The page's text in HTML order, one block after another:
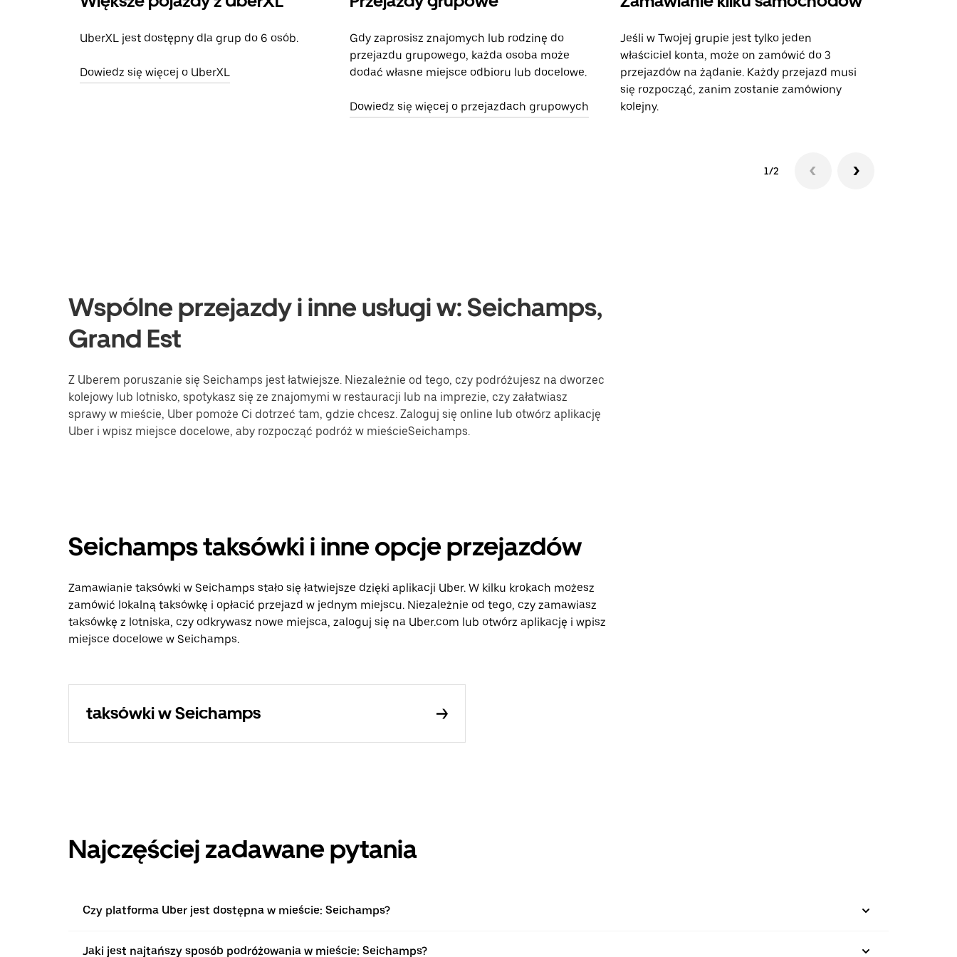
UberXL jest dostępny dla grup do 6 osób.
Dowiedz się więcej o UberXL
Gdy zaprosisz znajomych lub rodzinę do
przejazdu grupowego, każda osoba może
dodać własne miejsce odbioru lub docelowe.
Dowiedz się więcej o przejazdach grupowych
Jeśli w Twojej grupie jest tylko jeden
właściciel konta, może on zamówić do 3
przejazdów na żądanie. Każdy przejazd musi
się rozpocząć, zanim zostanie zamówiony
kolejny.
1/2
Wspólne przejazdy i inne usługi w: Seichamps,
Grand Est
Z Uberem poruszanie się Seichamps jest łatwiejsze. Niezależnie od tego, czy podróżujesz na dworzec
kolejowy lub lotnisko, spotykasz się ze znajomymi w restauracji lub na imprezie, czy załatwiasz
sprawy w mieście, Uber pomoże Ci dotrzeć tam, gdzie chcesz. Zaloguj się online lub otwórz aplikację
Uber i wpisz miejsce docelowe, aby rozpocząć podróż w mieścieSeichamps.
Seichamps taksówki i inne opcje przejazdów
Zamawianie taksówki w Seichamps stało się łatwiejsze dzięki aplikacji Uber. W kilku krokach możesz
zamówić lokalną taksówkę i opłacić przejazd w jednym miejscu. Niezależnie od tego, czy zamawiasz
taksówkę z lotniska, czy odkrywasz nowe miejsca, zaloguj się na Uber.com lub otwórz aplikację i wpisz
miejsce docelowe w Seichamps.
taksówki w Seichamps
Najczęściej zadawane pytania
Czy platforma Uber jest dostępna w mieście: Seichamps?
Jaki jest najtańszy sposób podróżowania w mieście: Seichamps?